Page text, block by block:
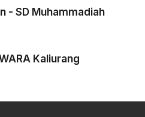
- SD Muhammadiah
Kaliurang